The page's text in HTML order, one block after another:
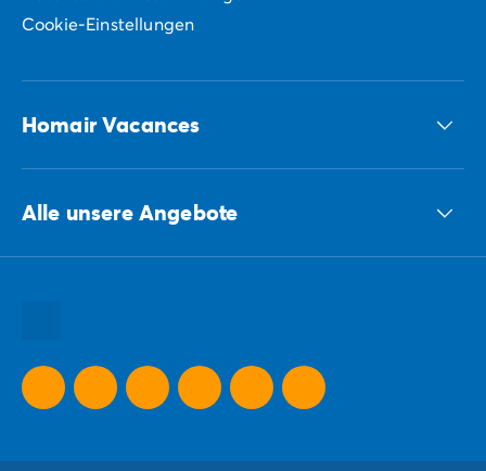
Cookie-Einstellungen
Homair Vacances
Unsere nachhaltigen Verpflichtungen Gruppe
Alle unsere Angebote